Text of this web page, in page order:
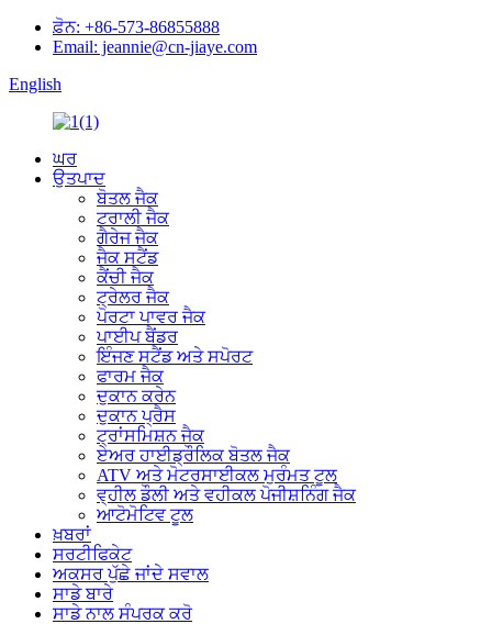
ਫ਼ੋਨ: +86-573-86855888
Email: jeannie@cn-jiaye.com
English
ਘਰ
ਉਤਪਾਦ
ਬੋਤਲ ਜੈਕ
ਟਰਾਲੀ ਜੈਕ
ਗੈਰੇਜ ਜੈਕ
ਜੈਕ ਸਟੈਂਡ
ਕੈਂਚੀ ਜੈਕ
ਟ੍ਰੇਲਰ ਜੈਕ
ਪੋਰਟਾ ਪਾਵਰ ਜੈਕ
ਪਾਈਪ ਬੈਂਡਰ
ਇੰਜਣ ਸਟੈਂਡ ਅਤੇ ਸਪੋਰਟ
ਫਾਰਮ ਜੈਕ
ਦੁਕਾਨ ਕਰੇਨ
ਦੁਕਾਨ ਪ੍ਰੈਸ
ਟ੍ਰਾਂਸਮਿਸ਼ਨ ਜੈਕ
ਏਅਰ ਹਾਈਡ੍ਰੌਲਿਕ ਬੋਤਲ ਜੈਕ
ATV ਅਤੇ ਮੋਟਰਸਾਈਕਲ ਮੁਰੰਮਤ ਟੂਲ
ਵ੍ਹੀਲ ਡੌਲੀ ਅਤੇ ਵਹੀਕਲ ਪੋਜੀਸ਼ਨਿੰਗ ਜੈਕ
ਆਟੋਮੋਟਿਵ ਟੂਲ
ਖ਼ਬਰਾਂ
ਸਰਟੀਫਿਕੇਟ
ਅਕਸਰ ਪੁੱਛੇ ਜਾਂਦੇ ਸਵਾਲ
ਸਾਡੇ ਬਾਰੇ
ਸਾਡੇ ਨਾਲ ਸੰਪਰਕ ਕਰੋ